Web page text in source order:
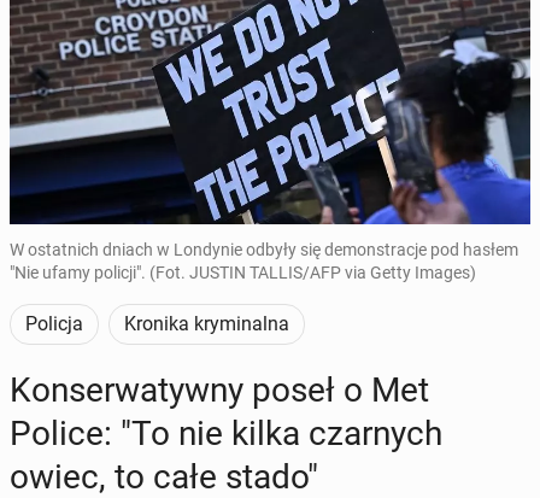
W ostatnich dniach w Londynie odbyły się demonstracje pod hasłem
"Nie ufamy policji". (Fot. JUSTIN TALLIS/AFP via Getty Images)
Policja Kronika kryminalna
Kon­ser­wa­tyw­ny poseł o Met
Police: "To nie kilka czar­nych
owiec, to całe stado"